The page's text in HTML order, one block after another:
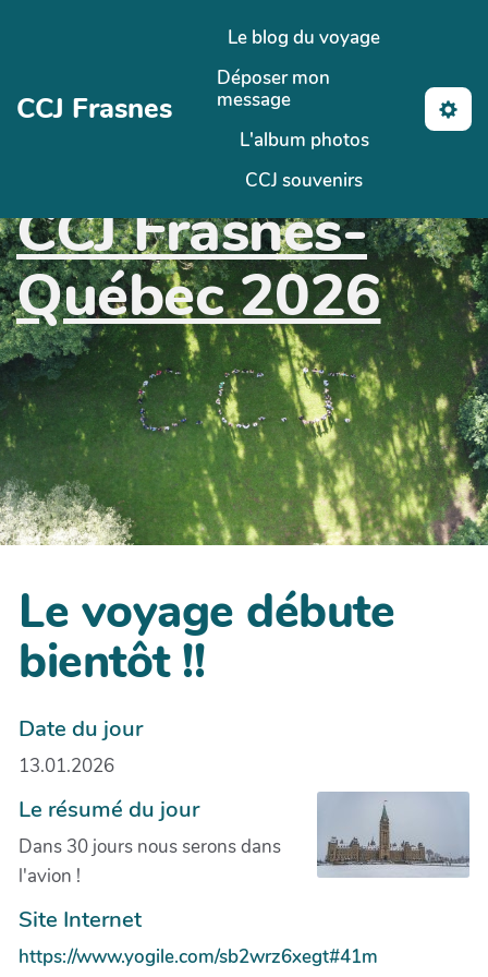
Aller au contenu principal
CCJ Frasnes
Le blog du voyage
Déposer mon
message
L'album photos
CCJ souvenirs
CCJ Frasnes-
Québec 2026
Le voyage débute
bientôt !!
Date du jour
13.01.2026
Le résumé du jour
Dans 30 jours nous serons dans
l'avion !
Site Internet
https://www.yogile.com/sb2wrz6xegt#41m